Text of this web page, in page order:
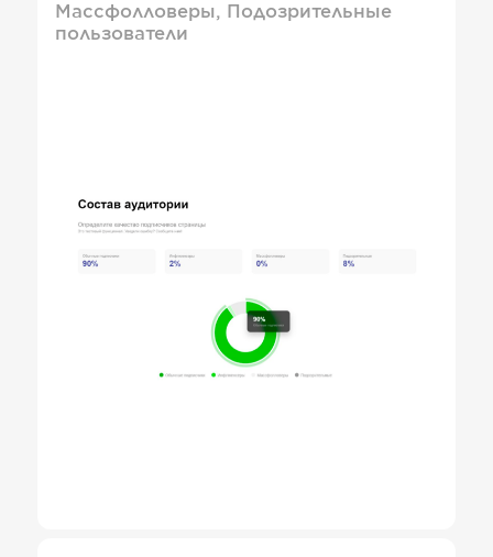
Массфолловеры, Подозрительные
пользователи